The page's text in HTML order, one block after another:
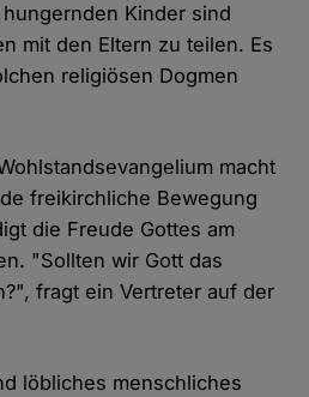
Kinder sind
mit den Eltern zu teilen. Es
religiösen Dogmen
macht
freikirchliche Bewegung
die Freude Gottes am
"Sollten wir Gott das
fragt ein Vertreter auf der
löbliches menschliches